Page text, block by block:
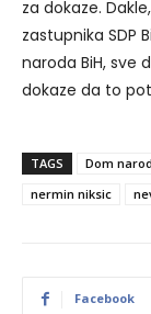
za dokaze.
zastupnika SDP
naroda BiH, sve
dokaze da to
TAGS Dom
nermin niksic
Facebook